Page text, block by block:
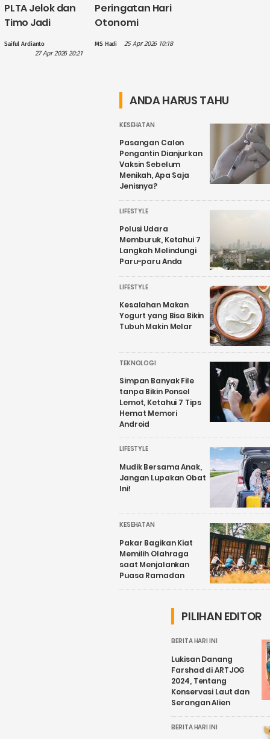
PLTA Jelok dan
Timo Jadi
dalam
Saiful Ardianto
27 Apr 2026 20:21
Peringatan Hari
Otonomi
Hilmy: Hak
Sekadar
Wacana
MS Hadi 25 Apr 2026 10:18
ANDA HARUS TAHU
KESEHATAN
Pasangan Calon
Pengantin Dianjurkan
Vaksin Sebelum
Menikah, Apa Saja
Jenisnya?
LIFESTYLE
Polusi Udara
Memburuk, Ketahui 7
Langkah Melindungi
Paru-paru Anda
LIFESTYLE
Kesalahan Makan
Yogurt yang Bisa Bikin
Tubuh Makin Melar
TEKNOLOGI
Simpan Banyak File
tanpa Bikin Ponsel
Lemot, Ketahui 7 Tips
Hemat Memori
Android
LIFESTYLE
Mudik Bersama Anak,
Jangan Lupakan Obat
Ini!
KESEHATAN
Pakar Bagikan Kiat
Memilih Olahraga
saat Menjalankan
Puasa Ramadan
PILIHAN EDITOR
BERITA HARI INI
Lukisan Danang
Farshad di ARTJOG
2024, Tentang
Konservasi Laut dan
Serangan Alien
BERITA HARI INI